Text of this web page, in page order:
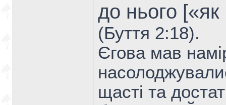
до нього
(Буття 2:18).
Єгова мав
щасті та